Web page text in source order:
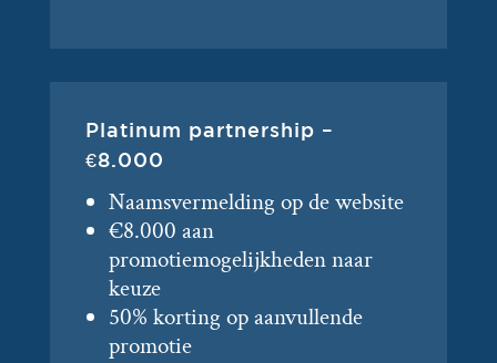
Platinum partnership –
€8.000
Naamsvermelding op de website
€8.000 aan
promotiemogelijkheden naar
keuze
50% korting op aanvullende
promotie